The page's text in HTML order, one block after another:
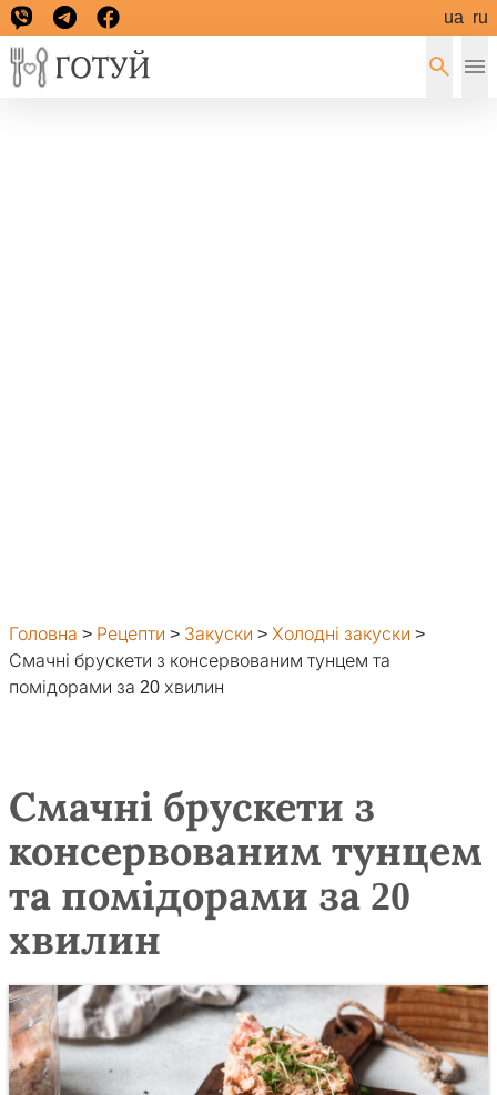
ua ru
Головна > Рецепти > Закуски > Холодні закуски >
Смачні брускети з консервованим тунцем та
помідорами за 20 хвилин
Смачні брускети з
консервованим тунцем
та помідорами за 20
хвилин